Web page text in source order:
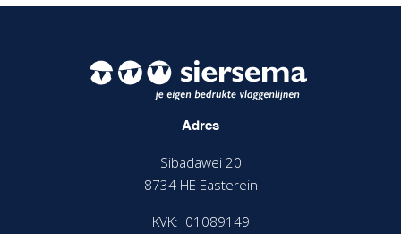
Adres
Sibadawei 20
8734 HE Easterein
KVK: 01089149